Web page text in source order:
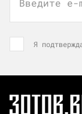
Введите
Я